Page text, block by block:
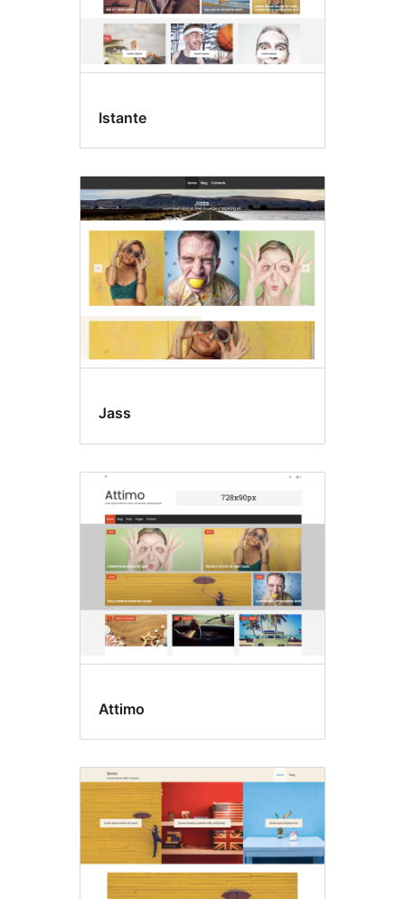
Istante
Jass
Attimo